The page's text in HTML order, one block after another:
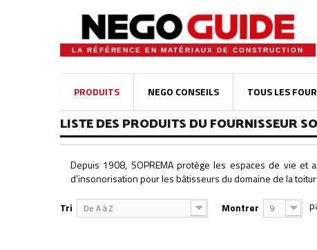
LA RÉFÉRENCE EN MATÉRIAUX DE CONSTRUCTION
PRODUITS NEGO CONSEILS TOUS LES
LISTE DES PRODUITS DU FOURNISSEUR
Depuis 1908, SOPREMA protège les espaces de vie
d’insonorisation pour les bâtisseurs du domaine de la
Tri
De A à Z Montrer 9